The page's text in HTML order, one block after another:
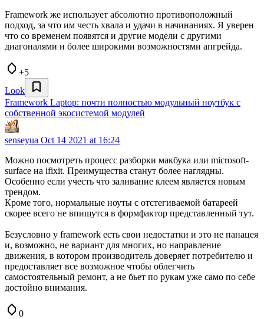
Framework же использует абсолютно противоположный
подход, за что им честь хвала и удачи в начинаниях. Я уверен
что со временем появятся и другие модели с другими
диагоналями и более широкими возможностями апгрейда.
+5
Look
Framework Laptop: почти полностью модульный ноутбук с
собственной экосистемой модулей
senseyua Oct 14 2021 at 16:24
Можно посмотреть процесс разборки макбука или microsoft-
surface на ifixit. Преимущества станут более наглядны.
Особенно если учесть что заливание клеем является новым
трендом.
Кроме того, нормальные ноуты с отстегиваемой батареей
скорее всего не впишутся в формфактор представленный тут.
Безусловно у framework есть свои недостатки и это не панацея
и, возможно, не вариант для многих, но направление
движения, в котором производитель доверяет потребителю и
предоставляет все возможное чтобы облегчить
самостоятельный ремонт, а не бьет по рукам уже само по себе
достойно внимания.
0